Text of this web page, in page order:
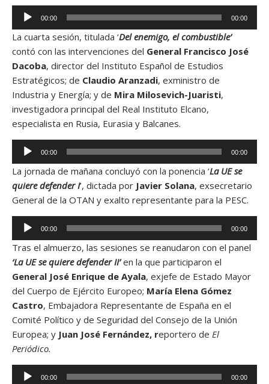
r
e
a
u
d
i
o
p
r
o
d
u
c
t
o
d
e
a
u
i
o
00:00 00:00
La cuarta sesión, titulada ‘Del enemigo, el combustible’
contó con las intervenciones del General Francisco José
Dacoba, director del Instituto Español de Estudios
Estratégicos; de Claudio Aranzadi, exministro de
Industria y Energía; y de Mira Milosevich-Juaristi,
investigadora principal del Real Instituto Elcano,
especialista en Rusia, Eurasia y Balcanes.
p
r
o
d
c
t
o
r
d
e
a
u
d
00:00 00:00
La jornada de mañana concluyó con la ponencia ‘La UE se
quiere defender I’, dictada por Javier Solana, exsecretario
General de la OTAN y exalto representante para la PESC.
p
r
o
d
u
c
t
o
r
00:00 00:00
Tras el almuerzo, las sesiones se reanudaron con el panel
‘La UE se quiere defender II’en la que participaron el
General José Enrique de Ayala, exjefe de Estado Mayor
del Cuerpo de Ejército Europeo; María Elena Gómez
Castro, Embajadora Representante de España en el
Comité Político y de Seguridad del Consejo de la Unión
Europea; y Juan José Fernández, reportero de El
Periódico.
00:00 00:00